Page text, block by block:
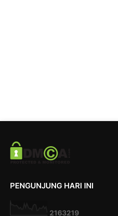
PENGUNJUNG HARI INI
2163219